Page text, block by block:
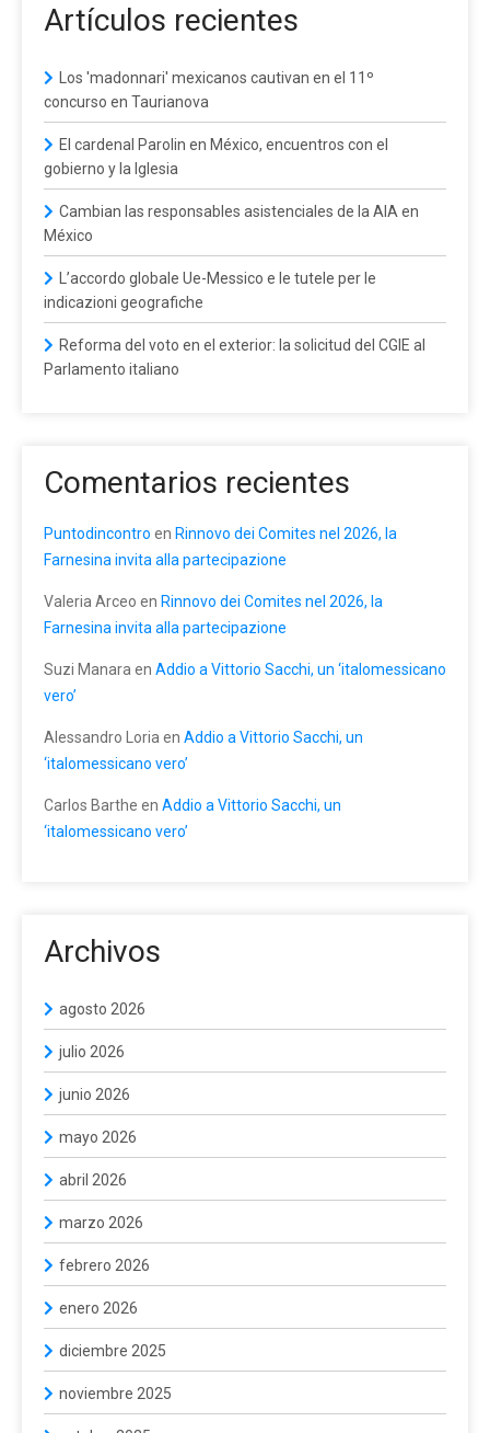
Artículos recientes
Los 'madonnari' mexicanos cautivan en el 11º
concurso en Taurianova
El cardenal Parolin en México, encuentros con el
gobierno y la Iglesia
Cambian las responsables asistenciales de la AIA en
México
L’accordo globale Ue-Messico e le tutele per le
indicazioni geografiche
Reforma del voto en el exterior: la solicitud del CGIE al
Parlamento italiano
Comentarios recientes
Puntodincontro en Rinnovo dei Comites nel 2026, la
Farnesina invita alla partecipazione
Valeria Arceo en Rinnovo dei Comites nel 2026, la
Farnesina invita alla partecipazione
Suzi Manara en Addio a Vittorio Sacchi, un ‘italomessicano
vero’
Alessandro Loria en Addio a Vittorio Sacchi, un
‘italomessicano vero’
Carlos Barthe en Addio a Vittorio Sacchi, un
‘italomessicano vero’
Archivos
agosto 2026
julio 2026
junio 2026
mayo 2026
abril 2026
marzo 2026
febrero 2026
enero 2026
diciembre 2025
noviembre 2025